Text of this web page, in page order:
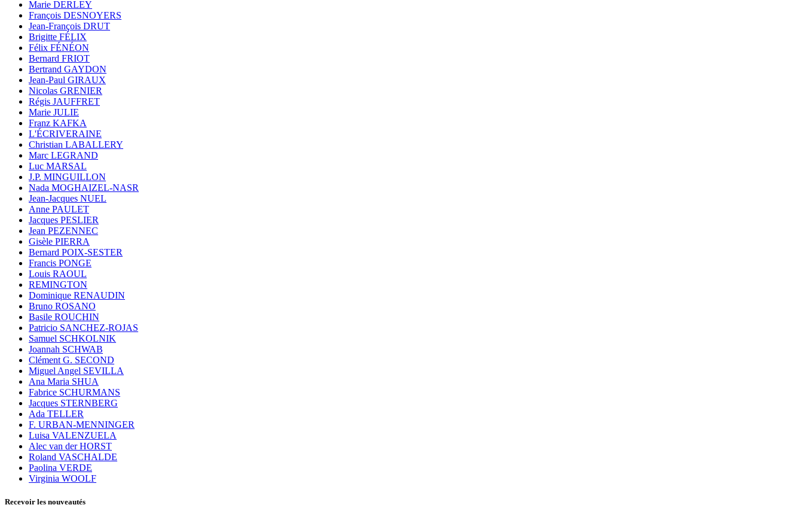
Marie DERLEY
François DESNOYERS
Jean-François DRUT
Brigitte FÉLIX
Félix FÉNÉON
Bernard FRIOT
Bertrand GAYDON
Jean-Paul GIRAUX
Nicolas GRENIER
Régis JAUFFRET
Marie JULIE
Franz KAFKA
L'ÉCRIVERAINE
Christian LABALLERY
Marc LEGRAND
Luc MARSAL
J.P. MINGUILLON
Nada MOGHAIZEL-NASR
Jean-Jacques NUEL
Anne PAULET
Jacques PESLIER
Jean PEZENNEC
Gisèle PIERRA
Bernard POIX-SESTER
Francis PONGE
Louis RAOUL
REMINGTON
Dominique RENAUDIN
Bruno ROSANO
Basile ROUCHIN
Patricio SANCHEZ-ROJAS
Samuel SCHKOLNIK
Joannah SCHWAB
Clément G. SECOND
Miguel Angel SEVILLA
Ana Maria SHUA
Fabrice SCHURMANS
Jacques STERNBERG
Ada TELLER
F. URBAN-MENNINGER
Luisa VALENZUELA
Alec van der HORST
Roland VASCHALDE
Paolina VERDE
Virginia WOOLF
Recevoir les nouveautés